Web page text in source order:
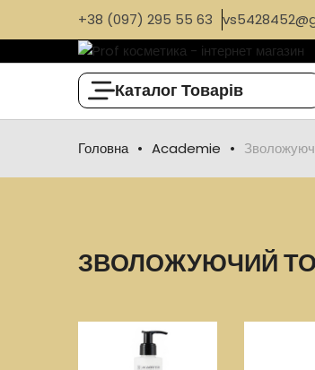
+38 (097) 295 55 63
Каталог Товарів
Головна Academie
ЗВОЛОЖУЮЧИЙ